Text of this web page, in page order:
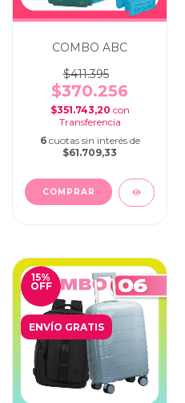
COMBO ABC
$411.395
$370.256
$351.743,20 con
6 cuotas sin interés de
$61.709,33
15%
OFF
ENVÍO GRATIS